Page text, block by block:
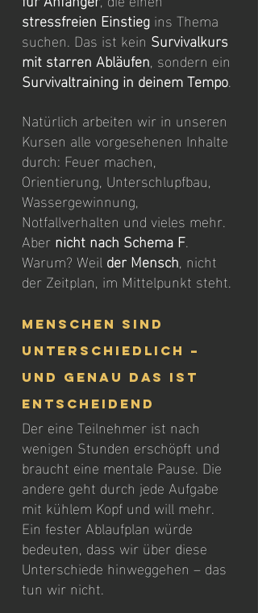
stressfreien Einstieg ins Thema
suchen. Das ist kein Survivalkurs
mit starren Abläufen, sondern ein
Survivaltraining in deinem Tempo.
Natürlich arbeiten wir in unseren
Kursen alle vorgesehenen Inhalte
durch: Feuer machen,
Orientierung, Unterschlupfbau,
Wassergewinnung,
Notfallverhalten und vieles mehr.
Aber nicht nach Schema F.
Warum? Weil der Mensch, nicht
der Zeitplan, im Mittelpunkt steht.
Menschen sind
unterschiedlich –
und genau das ist
entscheidend
Der eine Teilnehmer ist nach
wenigen Stunden erschöpft und
braucht eine mentale Pause. Die
andere geht durch jede Aufgabe
mit kühlem Kopf und will mehr.
Ein fester Ablaufplan würde
bedeuten, dass wir über diese
Unterschiede hinweggehen – das
tun wir nicht.